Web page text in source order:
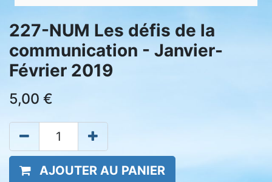
227-NUM Les défis de la
communication - Janvier-
Février 2019
5,00 €
AJOUTER AU PANIER